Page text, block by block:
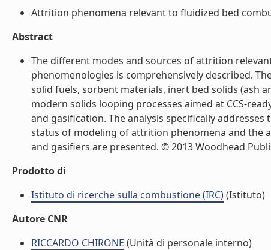
Attrition phenomena relevant to fluidized bed
Abstract
The different modes and sources of attrition
phenomenologies is comprehensively described.
solid fuels, sorbent materials, inert bed solids (ash
modern solids looping processes aimed at CCS-
and gasification. The analysis specifically
status of modeling of attrition phenomena and the
and gasifiers are presented. © 2013 Woodhead
Prodotto di
Istituto di ricerche sulla combustione (IRC)(Istituto)
Autore CNR
RICCARDO CHIRONE (Unità di personale interno)